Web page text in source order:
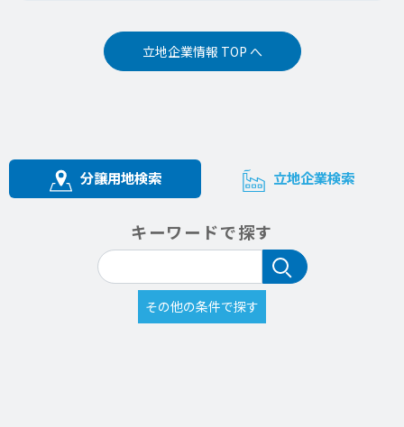
立地企業情報 TOP へ
分譲用地検索 立地企業検索
キーワードで探す